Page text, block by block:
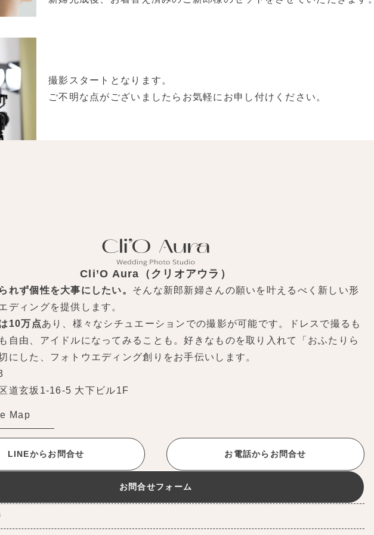
撮影スタートとなります。
ご不明な点がございましたらお気軽にお申し付けください。
Cli’O Aura（クリオアウラ）
れず個性を大事にしたい。 そんな新郎新婦さんの願いを叶えるべく新しい形
ディングを提供します。
10万点あり、様々なシチュエーションでの撮影が可能です。ドレスで撮るも
自由、アイドルになってみることも。好きなものを取り入れて「おふたりら
にした、フォトウエディング創りをお手伝いします。
道玄坂1-16-5 大下ビル1F
Map
LINEからお問合せ お電話からお問合せ
お問合せフォーム